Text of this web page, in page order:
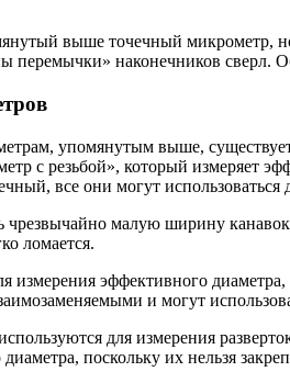
выше точечный микрометр,
перемычки» наконечников
упомянутым выше,
с резьбой», который измеряет
все они могут
малую ширину
ломается.
измерения эффективного
и могут
для измерения
поскольку их нельзя